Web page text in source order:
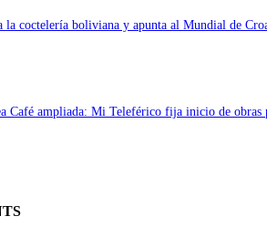
la coctelería boliviana y apunta al Mundial de
Café ampliada: Mi Teleférico fija inicio de obras